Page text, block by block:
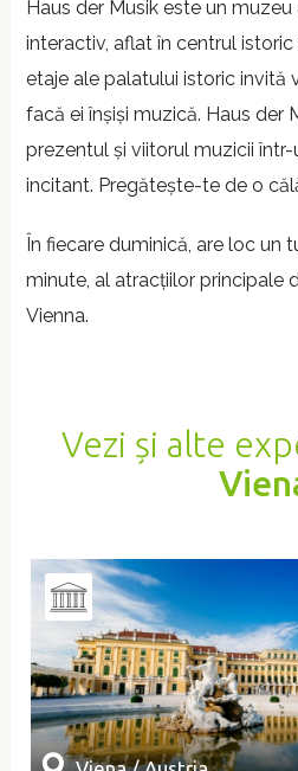
Haus der Musik este un
interactiv, aflat în centrul istoric
etaje ale palatului istoric invită
facă ei înșiși muzică. Haus der
prezentul și viitorul muzicii
incitant. Pregătește-te de o
În fiecare duminică, are loc un
minute, al atracțiilor principale
Vienna.
Vezi și alte